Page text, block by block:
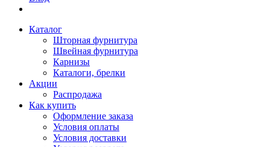
Каталог
Шторная фурнитура
Швейная фурнитура
Карнизы
Каталоги, брелки
Акции
Распродажа
Как купить
Оформление заказа
Условия оплаты
Условия доставки